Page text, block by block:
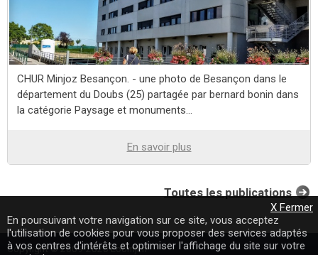
CHUR Minjoz Besançon. - une photo de Besançon dans le
département du Doubs (25) partagée par bernard bonin dans
la catégorie Paysage et monuments...
En savoir plus
Toutes les publications
Copyright © 2009-2020 Loomji.fr
X Fermer
En poursuivant votre navigation sur ce site, vous acceptez
l'utilisation de cookies pour vous proposer des services adaptés
à vos centres d'intérêts et optimiser l'affichage du site sur votre